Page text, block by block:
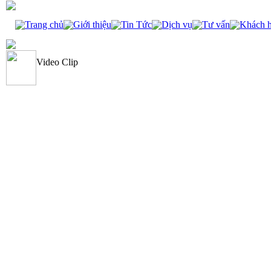
Trang chủ Giới thiệu Tin Tức Dịch vụ Tư vấn Khách
Video Clip